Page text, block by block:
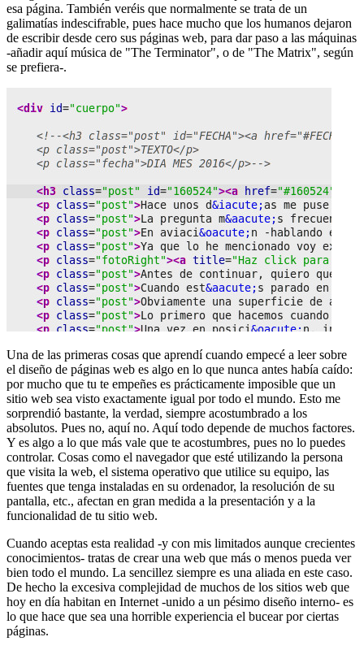
esa página. También veréis que normalmente se trata de un
galimatías indescifrable, pues hace mucho que los humanos dejaron
de escribir desde cero sus páginas web, para dar paso a las máquinas
-añadir aquí música de "The Terminator", o de "The Matrix", según
se prefiera-.
Una de las primeras cosas que aprendí cuando empecé a leer sobre
el diseño de páginas web es algo en lo que nunca antes había caído:
por mucho que tu te empeñes es prácticamente imposible que un
sitio web sea visto exactamente igual por todo el mundo. Esto me
sorprendió bastante, la verdad, siempre acostumbrado a los
absolutos. Pues no, aquí no. Aquí todo depende de muchos factores.
Y es algo a lo que más vale que te acostumbres, pues no lo puedes
controlar. Cosas como el navegador que esté utilizando la persona
que visita la web, el sistema operativo que utilice su equipo, las
fuentes que tenga instaladas en su ordenador, la resolución de su
pantalla, etc., afectan en gran medida a la presentación y a la
funcionalidad de tu sitio web.
Cuando aceptas esta realidad -y con mis limitados aunque crecientes
conocimientos- tratas de crear una web que más o menos pueda ver
bien todo el mundo. La sencillez siempre es una aliada en este caso.
De hecho la excesiva complejidad de muchos de los sitios web que
hoy en día habitan en Internet -unido a un pésimo diseño interno- es
lo que hace que sea una horrible experiencia el bucear por ciertas
páginas.